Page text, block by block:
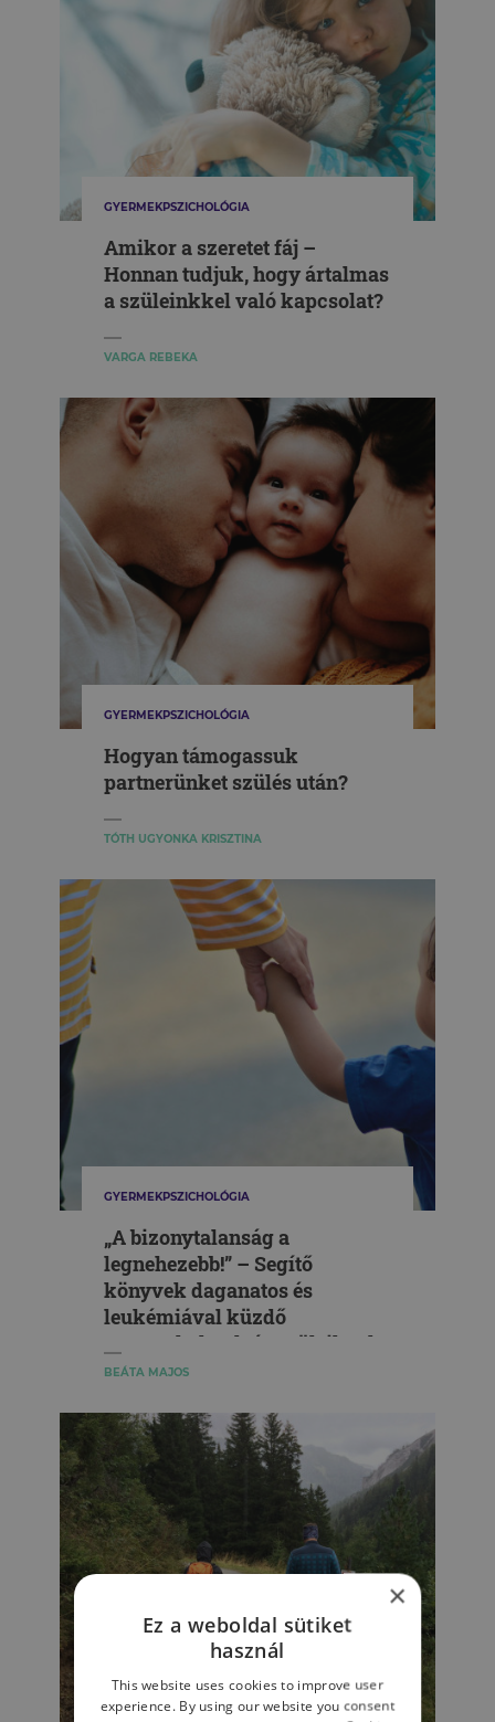
GYERMEKPSZICHOLÓGIA
Amikor a szeretet fáj –
Honnan tudjuk, hogy ártalmas
a szüleinkkel való kapcsolat?
VARGA REBEKA
GYERMEKPSZICHOLÓGIA
Hogyan támogassuk
partnerünket szülés után?
TÓTH UGYONKA KRISZTINA
GYERMEKPSZICHOLÓGIA
„A bizonytalanság a
legnehezebb!” – Segítő
könyvek daganatos és
leukémiával küzdő
gyermekeknek és szüleiknek
BEÁTA MAJOS
×
Ez a weboldal sütiket
használ
This website uses cookies to improve user
experience. By using our website you consent